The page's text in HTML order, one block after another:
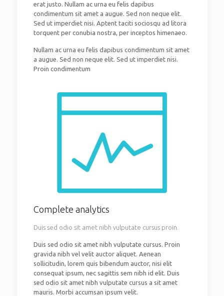
erat justo. Nullam ac urna eu felis dapibus
condimentum sit amet a augue. Sed non neque elit.
Sed ut imperdiet nisi. Aptent taciti sociosqu ad litora
torquent per conubia nostra, per inceptos himenaeo.
Nullam ac urna eu felis dapibus condimentum sit amet
a augue. Sed non neque elit. Sed ut imperdiet nisi.
Proin condimentum
Complete analytics
Duis sed odio sit amet nibh vulputate cursus proin.
Duis sed odio sit amet nibh vulputate cursus. Proin
gravida nibh vel velit auctor aliquet. Aenean
sollicitudin, lorem quis bibendum auctor, nisi elit
consequat ipsum, nec sagittis sem nibh id elit. Duis
sed odio sit amet nibh vulputate cursus a sit amet
mauris. Morbi accumsan ipsum velit.